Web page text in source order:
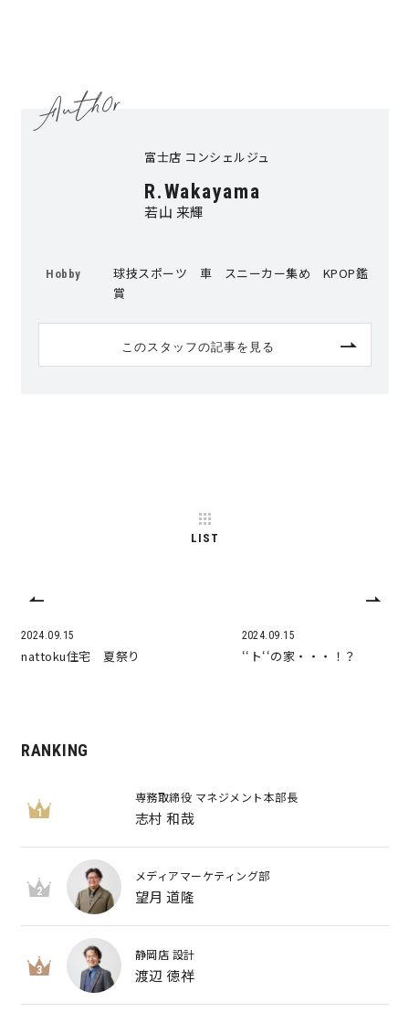
富士店 コンシェルジュ
R.Wakayama
若山 来輝
Hobby
球技スポーツ 車 スニーカー集め KPOP鑑
賞
このスタッフの記事を見る
2024.09.15
nattoku住宅 夏祭り
LIST
2024.09.15
‘‘ト‘‘の家・・・！？
RANKING
1
専務取締役 マネジメント本部長
志村 和哉
2
メディアマーケティング部
望月 道隆
3
静岡店 設計
渡辺 徳祥